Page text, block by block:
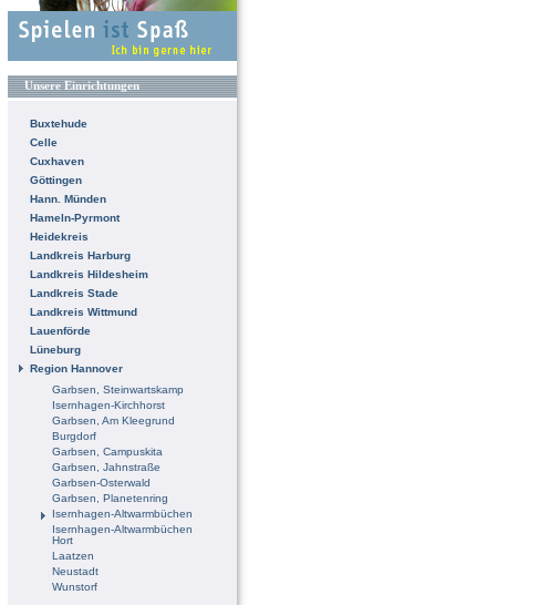
Unsere Einrichtungen
Buxtehude
Celle
Cuxhaven
Göttingen
Hann. Münden
Hameln-Pyrmont
Heidekreis
Landkreis Harburg
Landkreis Hildesheim
Landkreis Stade
Landkreis Wittmund
Lauenförde
Lüneburg
Region Hannover
Garbsen, Steinwartskamp
Isernhagen-Kirchhorst
Garbsen, Am Kleegrund
Burgdorf
Garbsen, Campuskita
Garbsen, Jahnstraße
Garbsen-Osterwald
Garbsen, Planetenring
Isernhagen-Altwarmbüchen
Isernhagen-Altwarmbüchen
Hort
Laatzen
Neustadt
Wunstorf